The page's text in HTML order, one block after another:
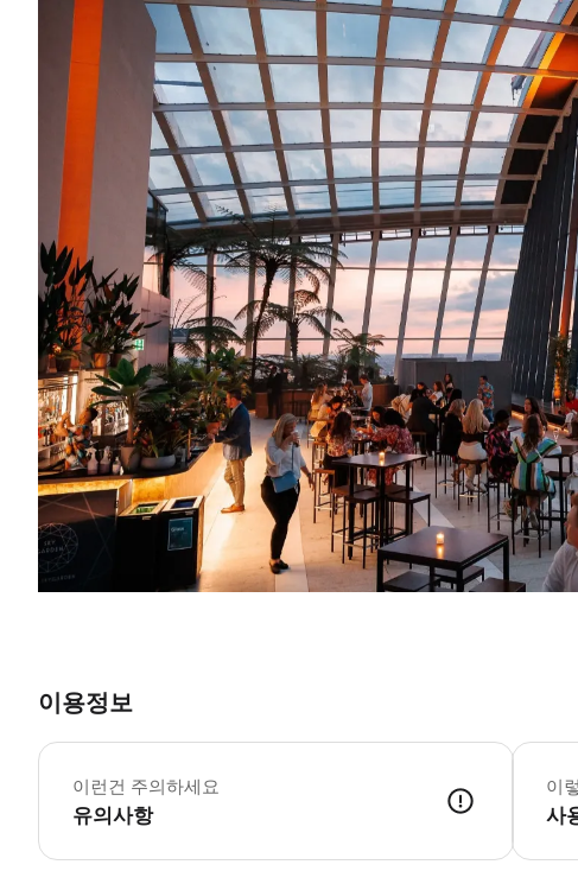
이용정보
이런건 주의하세요
유의사항
런던에
이
사